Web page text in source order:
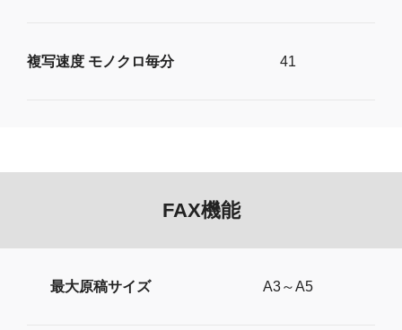
複写速度 モノクロ毎分 41
FAX機能
最大原稿サイズ A3～A5